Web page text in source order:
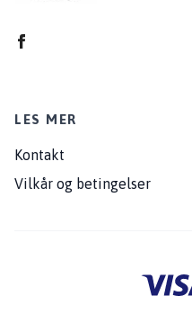
LES MER
Kontakt
Vilkår og betingelser